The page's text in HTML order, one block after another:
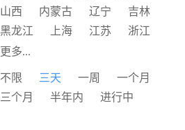
山西
内蒙古 辽宁
吉林
黑龙江
上海 江苏
浙江
安徽
广东
广西
海南 重庆
四川
更多...
不限 三天 一周
一个月
三个月
半年内 进行中